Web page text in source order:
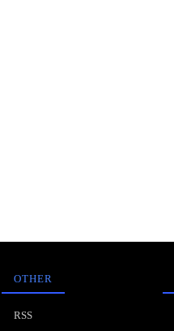
OTHER
RSS